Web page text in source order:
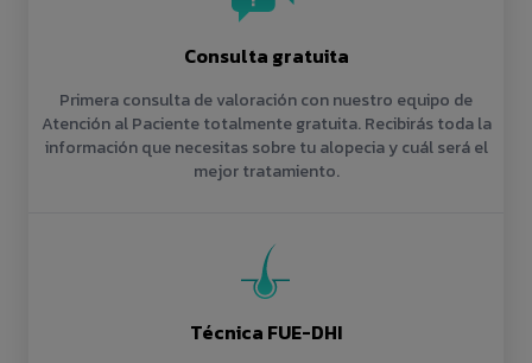
Consulta gratuita
Primera consulta de valoración con nuestro equipo de
Atención al Paciente totalmente gratuita. Recibirás toda la
información que necesitas sobre tu alopecia y cuál será el
mejor tratamiento.
Técnica FUE-DHI